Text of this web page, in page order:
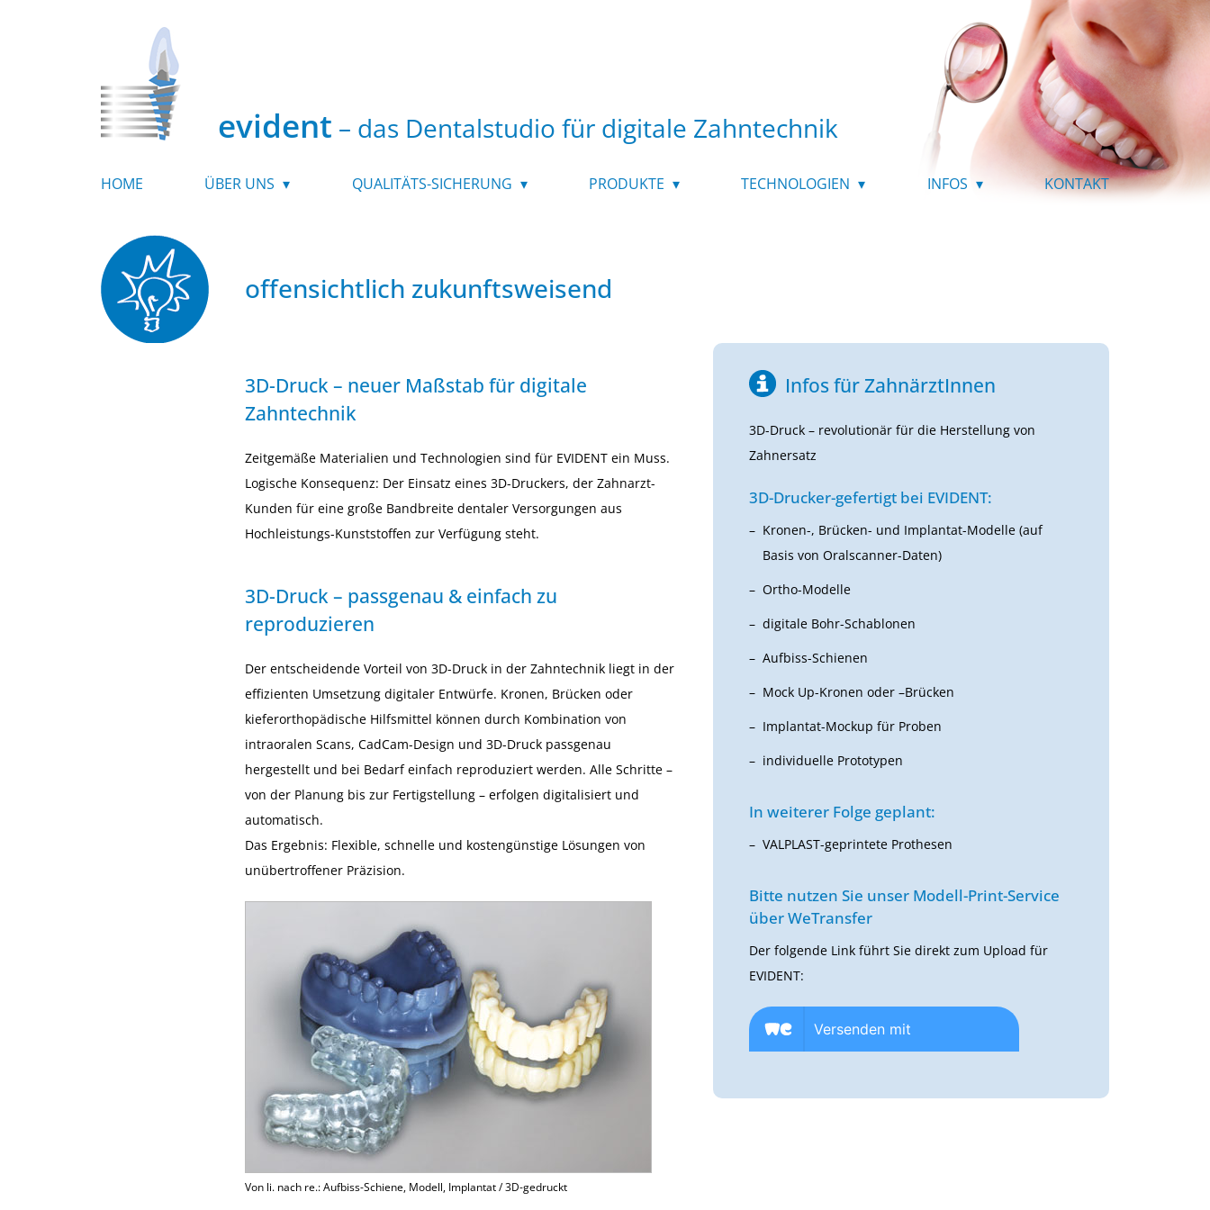
evident – das Dentalstudio für digitale Zahntechnik
HOME ÜBER UNS QUALITÄTS-SICHERUNG PRODUKTE TECHNOLOGIEN INFOS KONTAKT
offensichtlich zukunftsweisend
3D-Druck – neuer Maßstab für digitale
Zahntechnik
Zeitgemäße Materialien und Technologien sind für EVIDENT ein Muss.
Logische Konsequenz: Der Einsatz eines 3D-Druckers, der Zahnarzt-
Kunden für eine große Bandbreite dentaler Versorgungen aus
Hochleistungs-Kunststoffen zur Verfügung steht.
3D-Druck – passgenau & einfach zu
reproduzieren
Der entscheidende Vorteil von 3D-Druck in der Zahntechnik liegt in der
effizienten Umsetzung digitaler Entwürfe. Kronen, Brücken oder
kieferorthopädische Hilfsmittel können durch Kombination von
intraoralen Scans, CadCam-Design und 3D-Druck passgenau
hergestellt und bei Bedarf einfach reproduziert werden. Alle Schritte –
von der Planung bis zur Fertigstellung – erfolgen digitalisiert und
automatisch.
Das Ergebnis: Flexible, schnelle und kostengünstige Lösungen von
unübertroffener Präzision.
Von li. nach re.: Aufbiss-Schiene, Modell, Implantat / 3D-gedruckt
Infos für ZahnärztInnen
3D-Druck – revolutionär für die Herstellung von
Zahnersatz
3D-Drucker-gefertigt bei EVIDENT:
Kronen-, Brücken- und Implantat-Modelle (auf
Basis von Oralscanner-Daten)
Ortho-Modelle
digitale Bohr-Schablonen
Aufbiss-Schienen
Mock Up-Kronen oder –Brücken
Implantat-Mockup für Proben
individuelle Prototypen
In weiterer Folge geplant:
VALPLAST-geprintete Prothesen
Bitte nutzen Sie unser Modell-Print-Service
über WeTransfer
Der folgende Link führt Sie direkt zum Upload für
EVIDENT: